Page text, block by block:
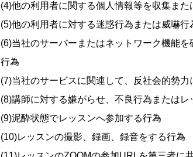
(4)他の利用者に関する個人情報等を収集また
(5)他の利用者に対する迷惑行為または威嚇行
(6)当社のサーバーまたはネットワーク機能
行為
(7)当社のサービスに関連して、反社会的勢
(8)講師に対する嫌がらせ、不良行為または
(9)泥酔状態でレッスンへ参加する行為
(10)レッスンの撮影、録画、録音をする行為